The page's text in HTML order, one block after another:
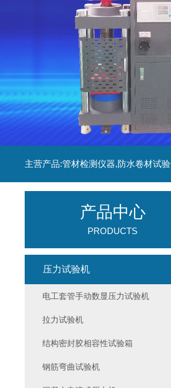
产品中心
PRODUCTS
压力试验机
电工套管手动数显压力试验机
拉力试验机
结构密封胶相容性试验箱
钢筋弯曲试验机